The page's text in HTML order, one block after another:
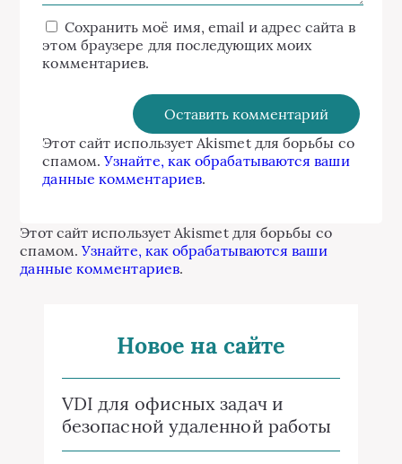
Сохранить моё имя, email и адрес сайта в
этом браузере для последующих моих
комментариев.
Этот сайт использует Akismet для борьбы со
спамом.Узнайте, как обрабатываются ваши
данные комментариев.
Этот сайт использует Akismet для борьбы со
спамом.Узнайте, как обрабатываются ваши
данные комментариев.
Новое на сайте
VDI для офисных задач и
безопасной удаленной работы